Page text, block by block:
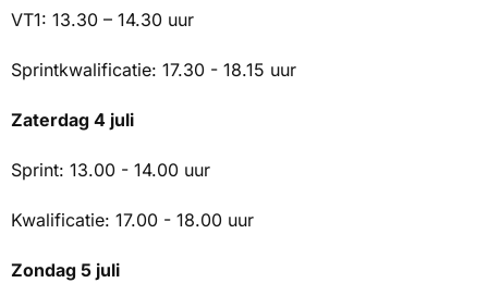
VT1: 13.30 – 14.30 uur
Sprintkwalificatie: 17.30 - 18.15 uur
Zaterdag 4 juli
Sprint: 13.00 - 14.00 uur
Kwalificatie: 17.00 - 18.00 uur
Zondag 5 juli